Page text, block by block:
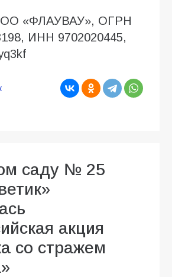
«ФЛАУВАУ», ОГРН
ИНН 9702020445,
саду № 25
акция
со стражем